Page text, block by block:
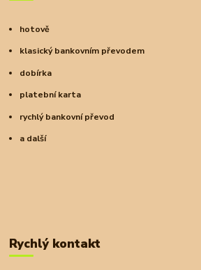
hotově
klasický bankovním převodem
dobírka
platební karta
rychlý bankovní převod
a další
Rychlý kontakt